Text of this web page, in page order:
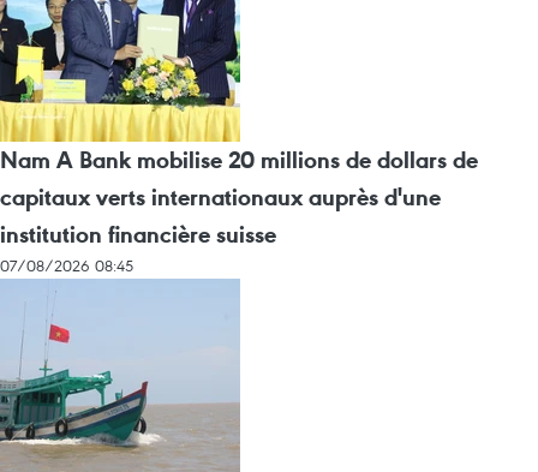
Nam A Bank mobilise 20 millions de dollars de
capitaux verts internationaux auprès d'une
institution financière suisse
07/08/2026 08:45